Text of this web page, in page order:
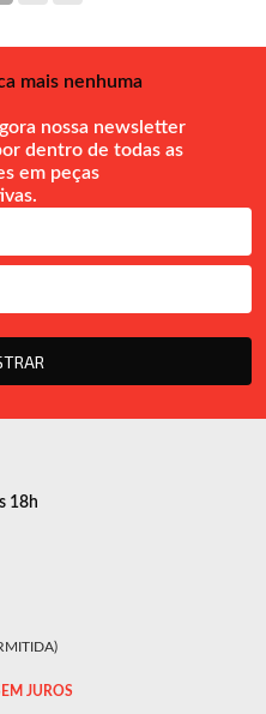
mais nenhuma
nossa newsletter
dentro de todas as
em peças
18h
JUROS